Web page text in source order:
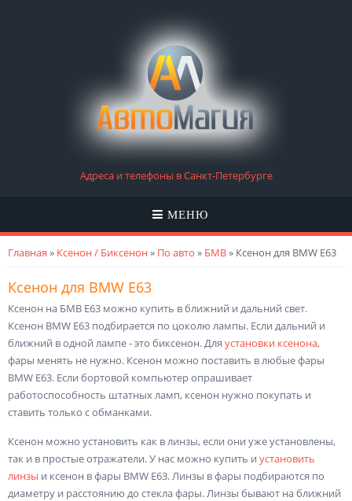
Адреса и телефоны в Санкт-Петербурге
МЕНЮ
Вы здесь
Главная » Ксенон / Биксенон» По авто » БМВ» Ксенон для BMW E63
Ксенон для BMW E63
Ксенон на БМВ Е63 можно купить в ближний и дальний свет.
Ксенон BMW E63 подбирается по цоколю лампы. Если дальний и
ближний в одной лампе - это биксенон. Для установки ксенона,
фары менять не нужно. Ксенон можно поставить в любые фары
BMW E63. Если бортовой компьютер опрашивает
работоспособность штатных ламп, ксенон нужно покупать и
ставить только с обманками.
Ксенон можно установить как в линзы, если они уже установлены,
так и в простые отражатели. У нас можно купить и установить
линзы и ксенон в фары BMW E63. Линзы в фары подбираются по
диаметру и расстоянию до стекла фары. Линзы бывают на ближний